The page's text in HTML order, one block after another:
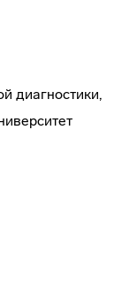
диагностики,